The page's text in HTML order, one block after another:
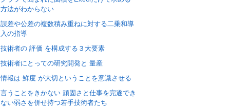
方法がわからない
誤差や公差の複数積み重ねに対する二乗和導
入の指導
技術者の 評価 を構成する３大要素
技術者にとっての研究開発と 量産
情報は 鮮度 が大切ということを意識させる
言うことをきかない 頑固さと仕事を完遂でき
ない弱さを併せ持つ若手技術者たち